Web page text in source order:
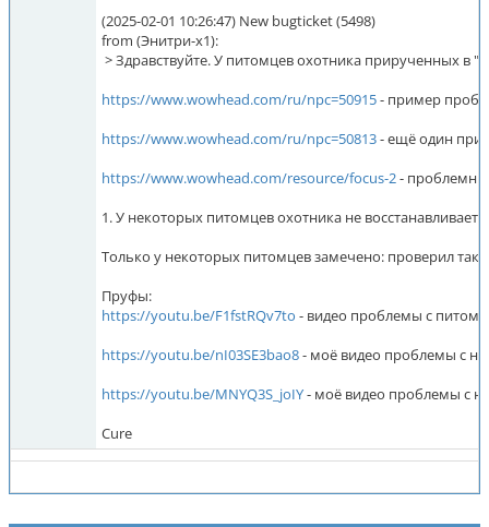
(2025-02-01 10:26:47) New bugticket (5498)
from (Энитри-x1):
> Здравствуйте. У питомцев охотника прирученных в
https://www.wowhead.com/ru/npc=50915- пример
https://www.wowhead.com/ru/npc=50813- ещё один
https://www.wowhead.com/resource/focus-2-
1. У некоторых питомцев охотника не
Только у некоторых питомцев замечено: проверил
Пруфы:
https://youtu.be/F1fstRQv7to - видео проблемы с
https://youtu.be/nI03SE3bao8- моё видео проблемы с
https://youtu.be/MNYQ3S_joIY- моё видео проблемы с
Cure